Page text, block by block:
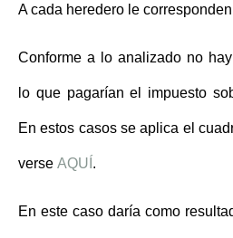
A cada heredero le
Conforme a lo analizado no
lo que pagarían el impuesto
En estos casos se aplica el
verse AQUÍ .
En este caso daría como